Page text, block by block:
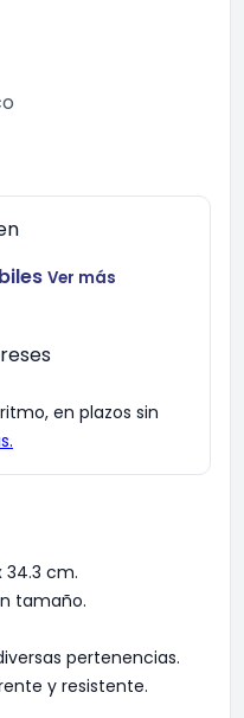
Ver más
34.3 cm.
tamaño.
pertenencias.
y resistente.